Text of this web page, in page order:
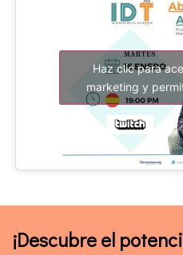
Haz clic para
marketing y
¡Descubre el